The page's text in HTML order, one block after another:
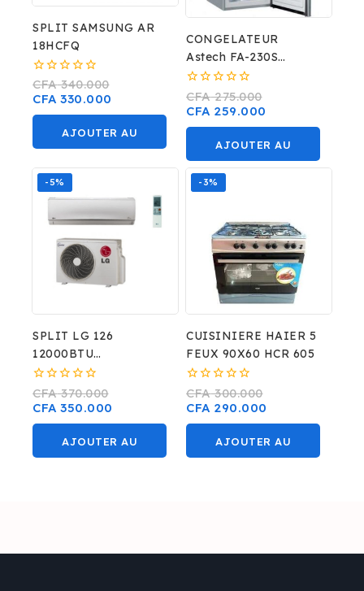
SPLIT SAMSUNG AR
18HCFQ
0
sur
5
CFA340.000
CFA 330.000
AJOUTER AU
CONGELATEUR
Astech FA-230S
VERTICAL PLAQUE
ALLU 6 TIROIRS
0
sur
5
CFA275.000
CFA 259.000
AJOUTER AU
PANIER
-5%
SPLIT LG 126
12000BTU
INVERTER/FREON410
0
sur
5
CFA370.000
CFA 350.000
AJOUTER AU
-3%
CUISINIERE HAIER 5
FEUX 90X60 HCR 605
0
sur
5
CFA300.000
CFA 290.000
AJOUTER AU